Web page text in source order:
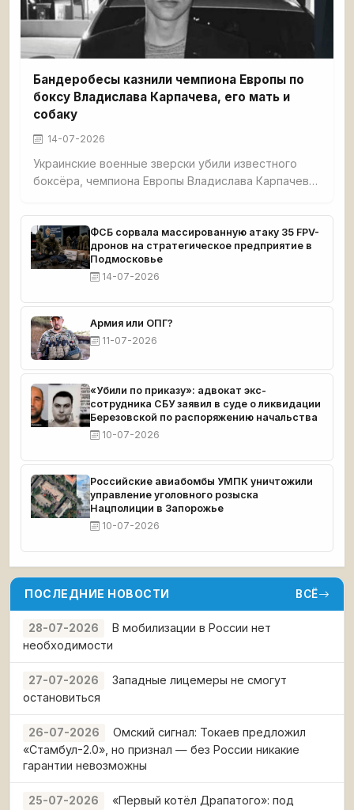
Бандеробесы казнили чемпиона Европы по
боксу Владислава Карпачева, его мать и
собаку
14-07-2026
Украинские военные зверски убили известного
боксёра, чемпиона Европы Владислава Карпачева,
Красноармейском. Спортсмена перед смертью
истязали — в него выпустили 5 пуль, в мать — 7. Из
дома украли $8 000 и автомобиль. Тела
обнаружил отец погибшего. Карпачев готовился к
чемпионату мира.
ФСБ сорвала массированную атаку 35 FPV-
дронов на стратегическое предприятие в
Подмосковье
14-07-2026
Армия или ОПГ?
11-07-2026
«Убили по приказу»: адвокат экс-
сотрудника СБУ заявил в суде о ликвидации
Березовской по распоряжению начальства
10-07-2026
Российские авиабомбы УМПК уничтожили
управление уголовного розыска
Нацполиции в Запорожье
10-07-2026
ПОСЛЕДНИЕ НОВОСТИ ВСЁ
28-07-2026
В мобилизации в России нет
необходимости
27-07-2026
Западные лицемеры не смогут
остановиться
26-07-2026
Омский сигнал: Токаев предложил
«Стамбул-2.0», но признал — без России никакие
гарантии невозможны
25-07-2026 «Первый котёл Драпатого»: под